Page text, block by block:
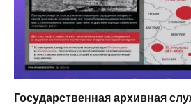
Государственная архивная